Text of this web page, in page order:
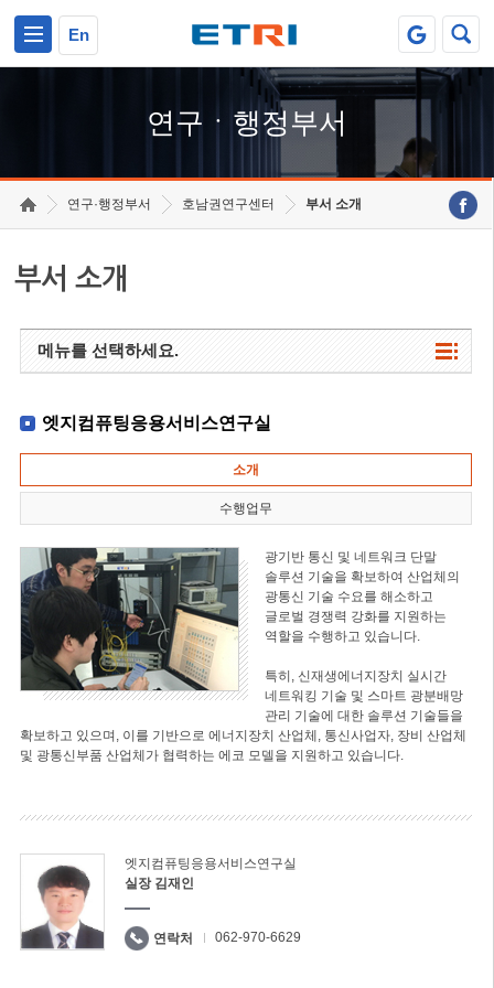
En
연구ㆍ행정부서
연구·행정부서 호남권연구센터 부서 소개
부서 소개
메뉴를 선택하세요.
엣지컴퓨팅응용서비스연구실
소개
수행업무
광기반 통신 및 네트워크 단말
솔루션 기술을 확보하여 산업체의
광통신 기술 수요를 해소하고
글로벌 경쟁력 강화를 지원하는
역할을 수행하고 있습니다.
특히, 신재생에너지장치 실시간
네트워킹 기술 및 스마트 광분배망
관리 기술에 대한 솔루션 기술들을
확보하고 있으며, 이를 기반으로 에너지장치 산업체, 통신사업자, 장비 산업체
및 광통신부품 산업체가 협력하는 에코 모델을 지원하고 있습니다.
엣지컴퓨팅응용서비스연구실
실장 김재인
연락처 062-970-6629